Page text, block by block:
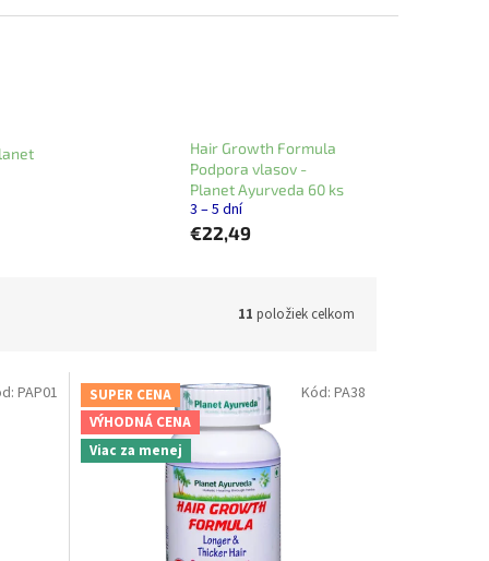
Hair Growth Formula
Podpora vlasov -
Planet Ayurveda 60 ks
3 – 5 dní
€22,49
11 položiek celkom
PAP01
SUPER CENA
VÝHODNÁ CENA
Viac za menej
Kód: PA38